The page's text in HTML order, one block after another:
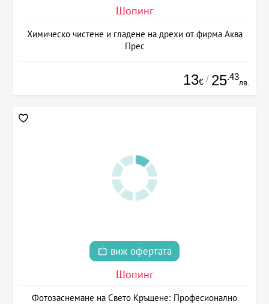
Шопинг
Химическо чистене и гладене на дрехи от фирма Аква
Прес
13€ / 25.43
лв.
виж офертата
Шопинг
Фотозаснемане на Свето Кръщене: Професионално